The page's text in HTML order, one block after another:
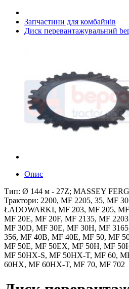
Запчастини для комбайнів
Диск перевантажувальний
Опис
Тип: Ø 144 м - 27Z; MASSEY
Трактори: 2200, MF 2205, 35, MF
ŁADOWARKI, MF 203, MF 205,
MF 20E, MF 20F, MF 2135, MF
MF 30D, MF 30E, MF 30H, MF
356, MF 40B, MF 40E, MF 50, MF
MF 50E, MF 50EX, MF 50H, MF
MF 50HX-S, MF 50HX-T, MF 60,
60HX, MF 60HX-T, MF 70, MF 702